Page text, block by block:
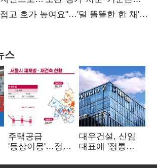
고 호가 높여요"…'덜 똘똘한 한 채'
스
주택공급
'동상이몽'…정부
대우건설, 신임
대표에 '정통